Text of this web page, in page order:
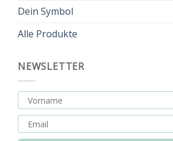
Dein Symbol
Alle Produkte
NEWSLETTER